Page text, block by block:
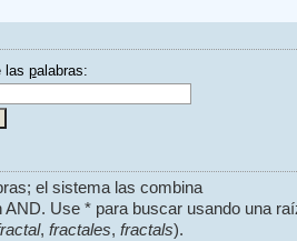
las palabras:
el sistema las combina
Use * para buscar usando una
, fractales, fractals).